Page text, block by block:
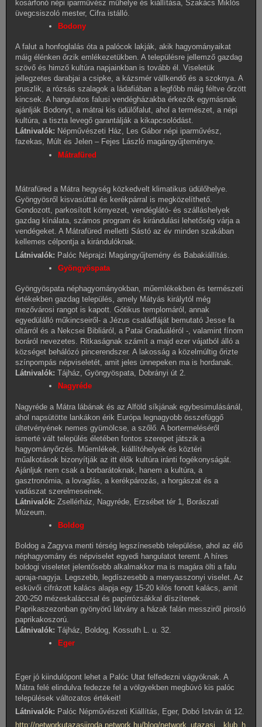
kosárfonó népi iparművész műhelye és kiállítása, Szakács Miklós
üvegcsiszoló mester, Cifra istálló.
Bodony
A falut a honfoglalás óta a palócok lakják, akik hagyományaikat
máig élénken őrzik emlékezetükben. A településre jellemző gazdag
szövő és himző kultúra napjainkban is tovább él. Viseletük
jellegzetes darabjai a csipke, a kázsmér vállkendő és a szoknya. A
pruszlik, a rózsás szalagok a ládafiában a legfőbb máig féltve őrzött
kincsek. A hangulatos falusi vendégházakba érkezők egymásnak
ajánlják Bodonyt, a mátrai kis üdülőfalut, ahol a természet, a népi
kultúra, a tiszta levegő garantálják a kikapcsolódást.
Látnivalók: Népművészeti Ház, Les Gábor népi iparművész,
fazekas, Múlt és Jelen – Fejes László magángyűjteménye.
Mátrafüred
Mátrafüred a Mátra hegység közkedvelt klimatikus üdülőhelye.
Gyöngyösről kisvasúttal és kerékpárral is megközelíthető.
Gondozott, parkosított környezet, vendéglátó- és szálláshelyek
gazdag kínálata, számos program és kirándulási lehetőség várja a
vendégeket. A Mátrafüred melletti Sástó az év minden szakában
kellemes célpontja a kirándulóknak.
Látnivalók: Palóc Néprajzi Magángyűjtemény és Babakiállítás.
Gyöngyöspata
Gyöngyöspata néphagyományokban, műemlékekben és természeti
értékekben gazdag település, amely Mátyás királytól még
mezővárosi rangot is kapott. Gótikus templomáról, annak
egyedülálló műkincseiről- a Jézus családfáját bemutató Jesse fa
oltárról és a Nekcsei Bibliáról, a Patai Graduáléról -, valamint fínom
boráról nevezetes. Ritkaságnak számít a majd ezer vájatból álló a
községet behálózó pincerendszer. A lakosság a közelmúltig őrizte
színpompás népviseletét, amit jeles ünnepeken ma is hordanak.
Látnivalók: Tájház, Gyöngyöspata, Dobrányi út 2.
Nagyréde
Nagyréde a Mátra lábának és az Alföld síkjának egybesimulásánál,
ahol napsütötte lankákon érik Európa legnagyobb összefüggő
ültetvényének nemes gyümölcse, a szőlő. A bortermeléséről
ismerté vált település életében fontos szerepet játszik a
hagyományőrzés. Műemlékek, kiállítóhelyek és köztéri
műalkotások bizonyítják az itt élők kultúra iránti fogékonyságát.
Ajánljuk nem csak a borbarátoknak, hanem a kultúra, a
gasztronómia, a lovaglás, a kerékpározás, a horgászat és a
vadászat szerelmeseinek.
Látnivalók: Zsellérház, Nagyréde, Erzsébet tér 1, Borászati
Múzeum.
Boldog
Boldog a Zagyva menti térség legszínesebb települése, ahol az élő
néphagyomány és népviselet egyedi hangulatot teremt. A híres
boldogi viseletet jelentősebb alkalmakkor ma is magára ölti a falu
apraja-nagyja. Legszebb, legdíszesebb a menyasszonyi viselet. Az
esküvői cifrázott kalács alapja egy 15-20 kilós fonott kalács, amit
200-250 mézeskaláccsal és papírrózsákkal díszítenek.
Paprikaszezonban gyönyörű látvány a házak falán messziről pirosló
paprikakoszorú.
Látnivalók:Tájház, Boldog, Kossuth L. u. 32.
Eger
Eger jó kiindulópont lehet a Palóc Utat felfedezni vágyóknak. A
Mátra felé elindulva fedezze fel a völgyekben megbúvó kis palóc
települések változatos értékeit!
Látnivalók: Palóc Népművészeti Kiállítás, Eger, Dobó István út 12.
http://networkutazasiiroda.network.hu/blog/network_utazasi__klub_h